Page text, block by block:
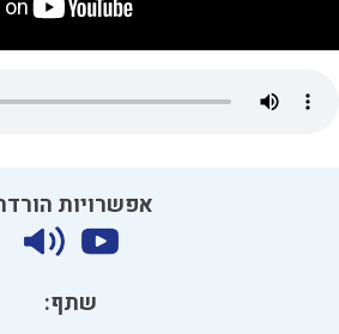
אפשרויות
שתף: